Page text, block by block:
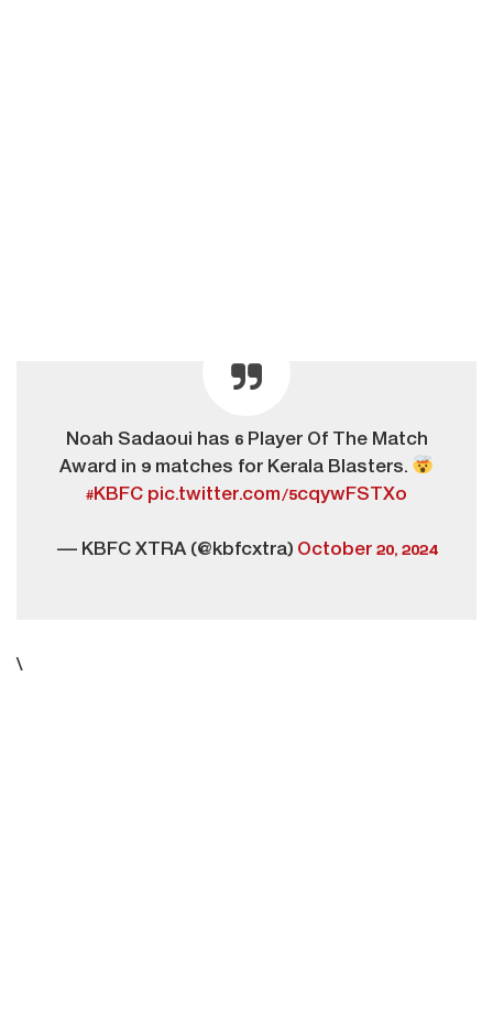
Noah Sadaoui has 6 Player Of The Match
Award in 9 matches for Kerala Blasters.
#KBFC pic.twitter.com/5cqywFSTXo
— KBFC XTRA (@kbfcxtra) October 20, 2024
\